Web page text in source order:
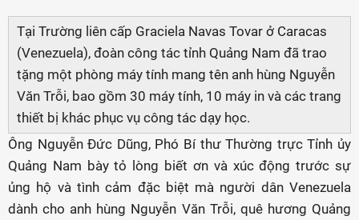
Tại Trường liên cấp Graciela Navas Tovar ở Caracas
(Venezuela), đoàn công tác tỉnh Quảng Nam đã trao
tặng một phòng máy tính mang tên anh hùng Nguyễn
Văn Trỗi, bao gồm 30 máy tính, 10 máy in và các trang
thiết bị khác phục vụ công tác dạy học.
Ông Nguyễn Đức Dũng, Phó Bí thư Thường trực Tỉnh ủy
Quảng Nam bày tỏ lòng biết ơn và xúc động trước sự
ủng hộ và tình cảm đặc biệt mà người dân Venezuela
dành cho anh hùng Nguyễn Văn Trỗi, quê hương Quảng